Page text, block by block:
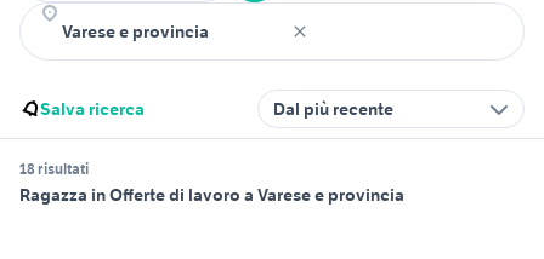
Salva ricerca Dal più recente
18 risultati
Ragazza in Offerte di lavoro a Varese e provincia